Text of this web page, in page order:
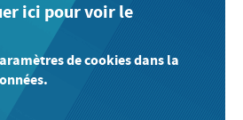
ici pour voir le
de cookies dans la